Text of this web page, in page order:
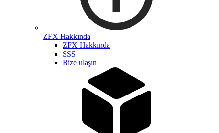
ZFX Hakkında
ZFX Hakkında
SSS
Bize ulaşın